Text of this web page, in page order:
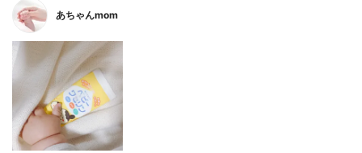
あちゃんmom